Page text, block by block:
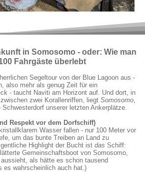
in Somosomo - oder: Wie man
Fahrgäste überlebt
Segeltour von der Blue Lagoon aus -
also mehr als genug Zeit für ein
- taucht Naviti am Horizont auf. Und dort, in
zwei Korallenriffen, liegt Somosomo,
unserer letzten Ankerplätze.
Respekt vor dem Dorfschiff)
Wasser fallen - nur 100 Meter vor
um das bunte Treiben an Land zu
Highlight der Bucht ist das Schiff:
Gemeinschaftsboot von Somosomo,
als hätte es schon tausend
es wahrscheinlich auch hat.)